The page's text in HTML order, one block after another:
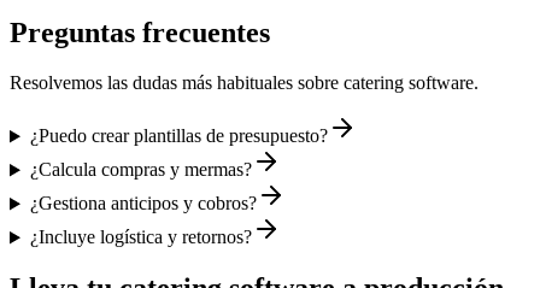
Preguntas frecuentes
Resolvemos las dudas más habituales sobre catering software.
¿Puedo crear plantillas de presupuesto?
¿Calcula compras y mermas?
¿Gestiona anticipos y cobros?
¿Incluye logística y retornos?